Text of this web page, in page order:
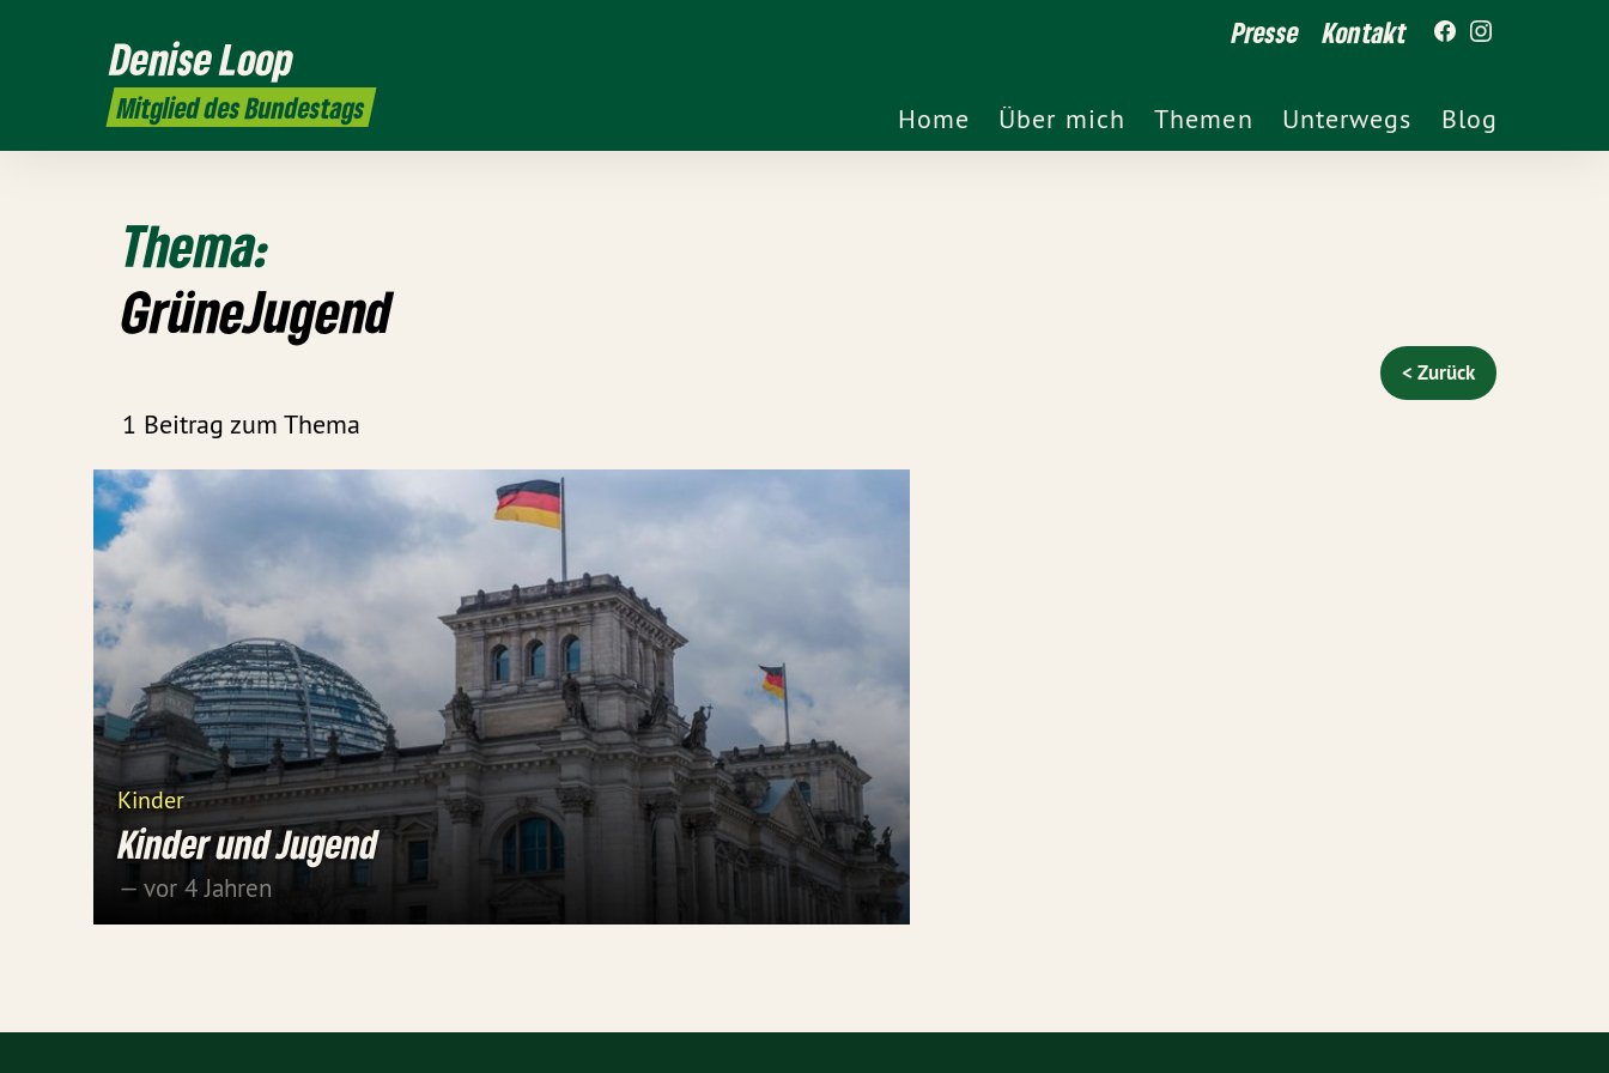
Denise Loop
Mitglied des Bundestags
Presse Kontakt
Home Über mich Themen Unterwegs Blog
Thema:
GrüneJugend
1 Beitrag zum Thema
< Zurück
Kinder
Kinder und Jugend
— vor 4 Jahren